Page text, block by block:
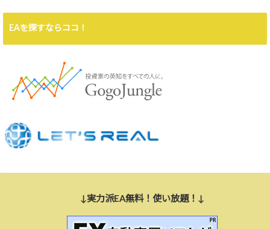
EAを探すならココ！
↓実力派EA無料！使い放題！↓